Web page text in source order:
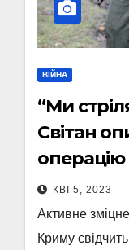
ВІЙНА
“Ми
Світан
операцію
КВІ 5, 2023
Активне
Криму